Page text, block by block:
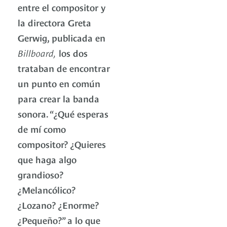
entre el compositor y
la directora Greta
Gerwig, publicada en
Billboard, los dos
trataban de encontrar
un punto en común
para crear la banda
sonora. “¿Qué esperas
de mí como
compositor? ¿Quieres
que haga algo
grandioso?
¿Melancólico?
¿Lozano? ¿Enorme?
¿Pequeño?” a lo que